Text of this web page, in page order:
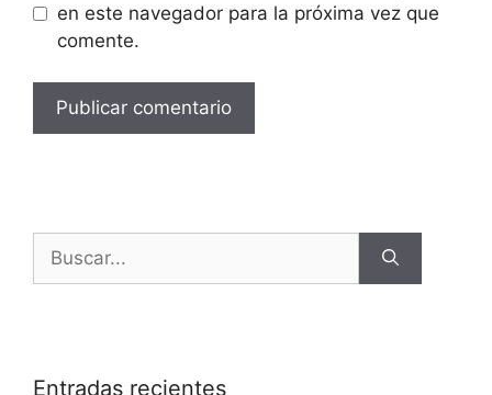
en este navegador para la próxima vez que
comente.
Entradas recientes